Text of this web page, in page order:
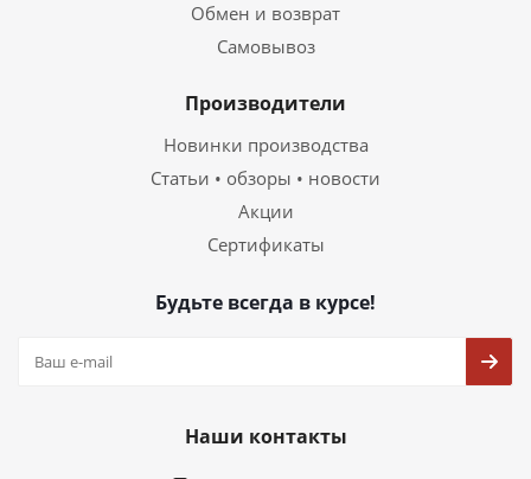
Обмен и возврат
Самовывоз
Производители
Новинки производства
Статьи • обзоры • новости
Акции
Сертификаты
Будьте всегда в курсе!
Наши контакты